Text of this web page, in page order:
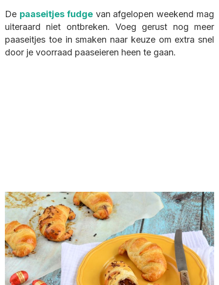
De paaseitjes fudgevan afgelopen weekend mag
uiteraard niet ontbreken. Voeg gerust nog meer
paaseitjes toe in smaken naar keuze om extra snel
door je voorraad paaseieren heen te gaan.